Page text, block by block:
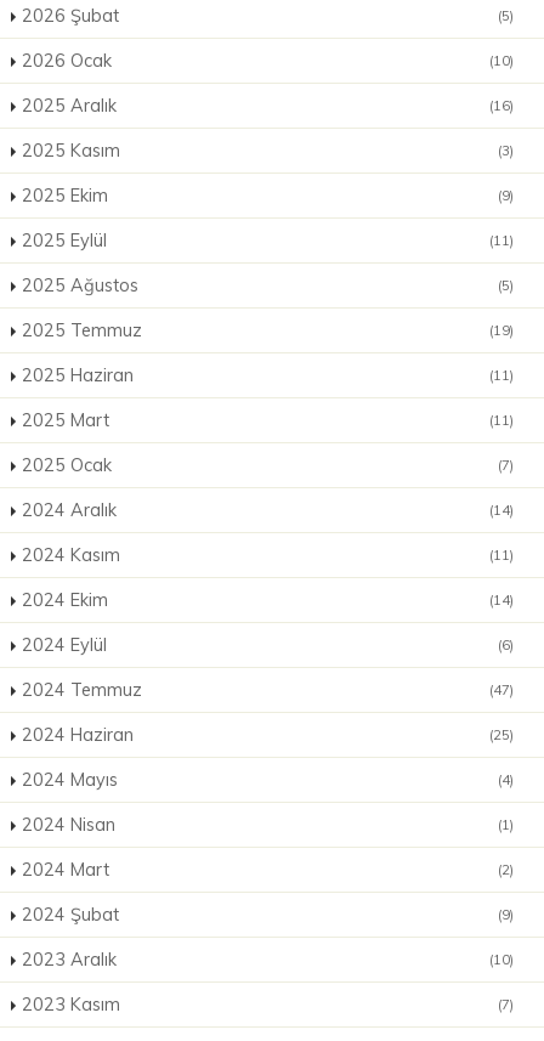
2026 Şubat (5)
2026 Ocak (10)
2025 Aralık (16)
2025 Kasım (3)
2025 Ekim (9)
2025 Eylül (11)
2025 Ağustos (5)
2025 Temmuz (19)
2025 Haziran (11)
2025 Mart (11)
2025 Ocak (7)
2024 Aralık (14)
2024 Kasım (11)
2024 Ekim (14)
2024 Eylül (6)
2024 Temmuz (47)
2024 Haziran (25)
2024 Mayıs (4)
2024 Nisan (1)
2024 Mart (2)
2024 Şubat (9)
2023 Aralık (10)
2023 Kasım (7)